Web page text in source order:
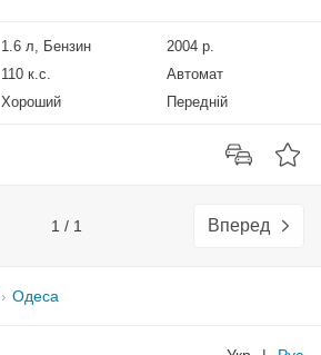
1.6 л, Бензин
2004 р.
110 к.с.
Автомат
Хороший Передній
1 / 1 Вперед
Одеса